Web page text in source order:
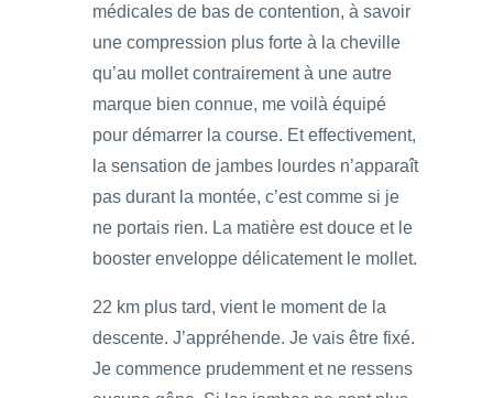
médicales de bas de contention, à savoir
une compression plus forte à la cheville
qu’au mollet contrairement à une autre
marque bien connue, me voilà équipé
pour démarrer la course. Et effectivement,
la sensation de jambes lourdes n’apparaît
pas durant la montée, c’est comme si je
ne portais rien. La matière est douce et le
booster enveloppe délicatement le mollet.
22 km plus tard, vient le moment de la
descente. J’appréhende. Je vais être fixé.
Je commence prudemment et ne ressens